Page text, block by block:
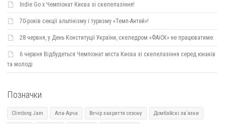
Indie Go х Чемпіонат Києва зі скелелазіння!
70-років секції альпінізму і туризму «Темп-Антей»!
28 червня, у День Конституції України, скеледром «ФАіСК» не працюватиме.
6 червня Відбудеться Чемпіонат міста Києва зі скелелазіння серед юнаків
та молоді
Позначки
Climbing Jam Ала-Арча Вечір закриття сезону Домбайскі зв`язки